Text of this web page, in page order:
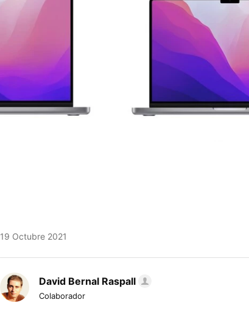
19 Octubre 2021
David Bernal Raspall
Colaborador